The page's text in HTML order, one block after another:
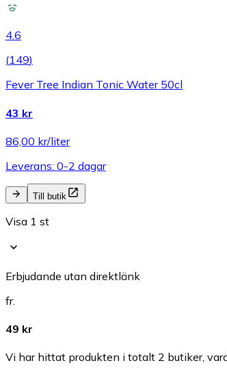
4.6
(149)
Fever Tree Indian Tonic Water 50cl
43 kr
86,00 kr/liter
Leverans: 0-2 dagar
Till butik
Visa 1 st
Erbjudande utan direktlänk
fr.
49 kr
Vi har hittat produkten i totalt 2 butiker,